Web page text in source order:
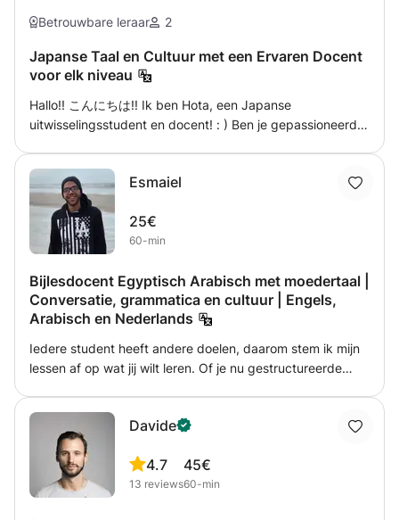
luister naar u en help u op alle mogelijke manieren. Ter
muziek praten of het zelfs in onze Portugese lessen
verwerken. Heb je ooit de teksten van Bossa Nova of
Fado willen analyseren? Als je van Braziliaanse of
Portugese muziek houdt, kunnen we dat zeker als
taalschool Una Paloma Blanca in Rotterdam. Hier kreeg ik
de kans om mijn lesvaardigheden echt te ontwikkelen en
werkte ik met veel verschillende studenten, elk met hun
eigen behoeften en redenen om Portugees te leren. Ik
kreeg de kans om zowel Europees als Braziliaans
Portugees te geven aan individuele en groepslessen.
Naast dit werk gaf ik ook privélessen aan een aantal
studenten die zich moesten voorbereiden op hun
verhuizing naar Brazilië of Portugal. Tijdens mijn lessen
kennis en ervaring die ik heb. Mijn lessen bestaan uit een
goede hoeveelheid conversatie-oefeningen, grammatica
en grammatica. Dus, u wilt Portugees leren, maar u weet
nog niet zeker of ik de juiste persoon ben om u te helpen?
Ik geef graag een les, zodat we onszelf kunnen
voorstellen en kunnen bespreken hoe ik u kan helpen! Ik
wil je graag laten zien hoe ik een leuke en efficiënte
Portugese leraar kan zijn! :) Dank u wel voor uw aandacht
Betrouwbare leraar 2
Japanse Taal en Cultuur met een Ervaren Docent
voor elk niveau
Hallo!! こんにちは!! Ik ben Hota, een Japanse
uitwisselingsstudent en docent! : ) Ben je gepassioneerd
deze geweldige reis in de Japanse cultuur! Ik bied online
en persoonlijke lessen aan voor iedereen. Mijn lessen zijn
erg interactief en creatief. Ik help mijn studenten zowel
Japans te leren als het te oefenen op een manier
taal. Ik hecht veel belang aan de betrokkenheid van de
student bij de lessen, daarom zijn ze ontworpen om
grappig en onderhoudend te zijn. Ik ontwerp een
gepersonaliseerde methode die zich aanpast aan de
behoeften van elke student. Wil je beginnen? Stuur me
een bericht ! Ik zal je helpen om N1 (also N2 etc) te halen
ありがとう!
Esmaiel
25€
60-min
Bijlesdocent Egyptisch Arabisch met moedertaal |
Conversatie, grammatica en cultuur | Engels,
Arabisch en Nederlands
Iedere student heeft andere doelen, daarom stem ik mijn
lessen af op wat jij wilt leren. Of je nu gestructureerde
om mee te praten in het Arabisch, ik kan de lessen
aanpassen aan jouw behoeften. Ik ben geduldig,
vriendelijk en flexibel. Ik geloof dat het leren van een taal
leuk en praktisch moet zijn. Mijn doel is om ervoor te
Davide
4.7
13 reviews
45€
60-min